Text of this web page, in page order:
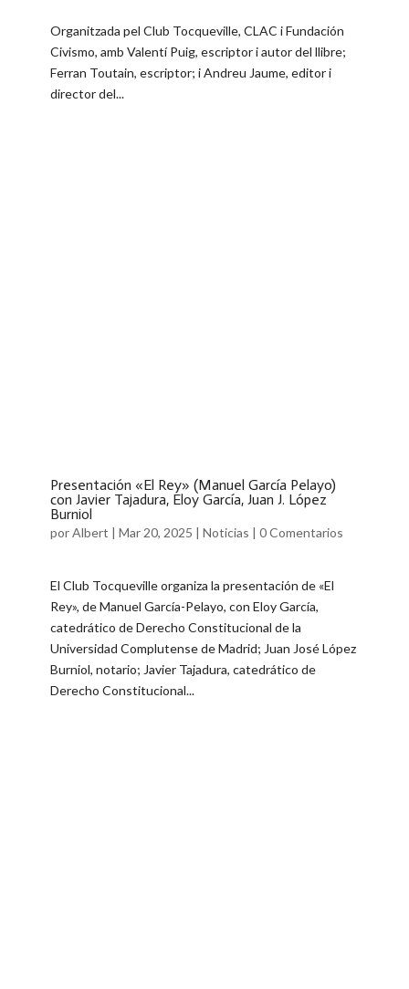
Organitzada pel Club Tocqueville, CLAC i Fundación
Civismo, amb Valentí Puig, escriptor i autor del llibre;
Ferran Toutain, escriptor; i Andreu Jaume, editor i
director del...
Presentación «El Rey» (Manuel García Pelayo)
con Javier Tajadura, Eloy García, Juan J. López
Burniol
porAlbert | Mar 20, 2025 | Noticias | 0 Comentarios
El Club Tocqueville organiza la presentación de «El
Rey», de Manuel García-Pelayo, con Eloy García,
catedrático de Derecho Constitucional de la
Universidad Complutense de Madrid; Juan José López
Burniol, notario; Javier Tajadura, catedrático de
Derecho Constitucional...